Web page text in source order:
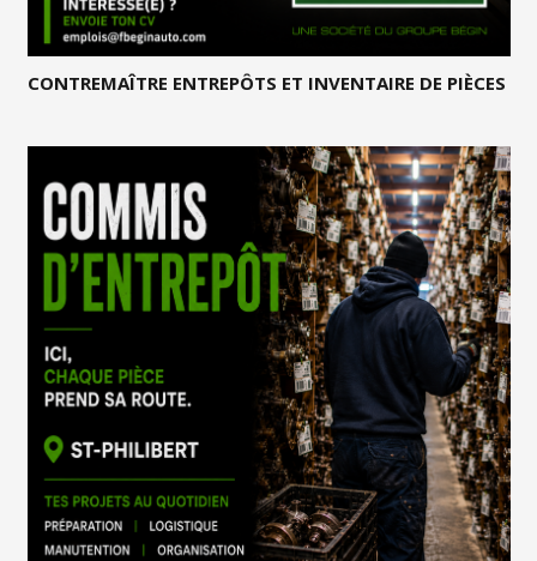
CONTREMAÎTRE ENTREPÔTS ET INVENTAIRE DE PIÈCES